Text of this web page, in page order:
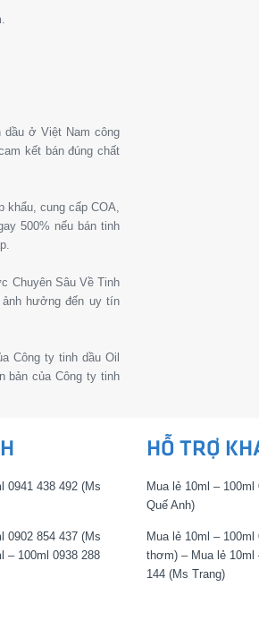
ở Việt Nam công
kết bán đúng chất
khẩu, cung cấp COA,
500% nếu bán tinh
Chuyên Sâu Về Tinh
hưởng đến uy tín
Công ty tinh dầu Oil
bản của Công ty tinh
0941 438 492 (Ms
0902 854 437 (Ms
– 100ml 0938 288
HỖ TRỢ
Mua lẻ 10ml – 100ml
Quế Anh)
Mua lẻ 10ml – 100ml
thơm) – Mua lẻ 10ml
144 (Ms Trang)